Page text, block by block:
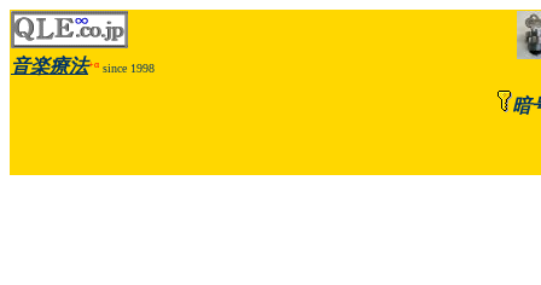
音楽療法+α since 1998
暗